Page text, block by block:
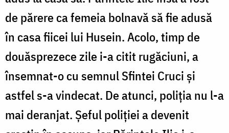
de părere ca femeia bolnavă să fie adusă
în casa fiicei lui Husein. Acolo, timp de
douăsprezece zile i-a citit rugăciuni, a
însemnat-o cu semnul Sfintei Cruci şi
astfel s-a vindecat. De atunci, poliţia nu l-a
mai deranjat. Şeful poliţiei a devenit